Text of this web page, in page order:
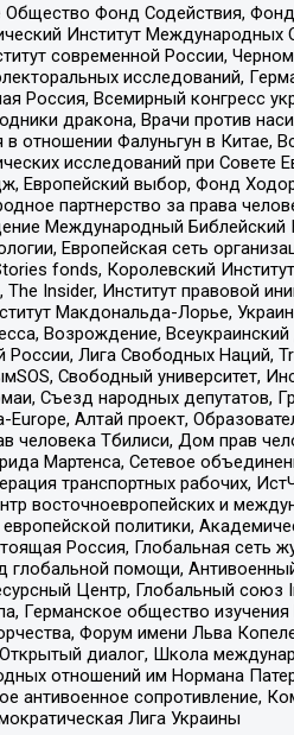
Фонд Содействия,
Институт Международных
современной России,
исследований,
Всемирный конгресс
дракона, Врачи против
отношении Фалуньгун в Китае,
исследований при
Европейский выбор, Фонд
партнерство за права
Международный
Европейская сеть
fonds, Королевский
Insider, Институт правовой
Макдональда-Лорье,
Возрождение,
Лига Свободных Наций,
Свободный университет,
Съезд народных депутатов,
Алтай проект,
человека Тбилиси, Дом прав
Мартенса, Сетевое
транспортных рабочих,
восточноевропейских и
политики,
Россия, Глобальная сеть
помощи,
Центр, Глобальный союз
Германское общество
Форум имени Льва
диалог, Школа
отношений им Нормана
сопротивление,
Лига Украины